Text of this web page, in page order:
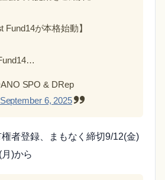
Fund14が本格始動】
SPO & DRep
September 6, 2025
者登録、まもなく締切9/12(金)
)から